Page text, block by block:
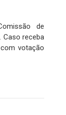
de
Caso receba
votação